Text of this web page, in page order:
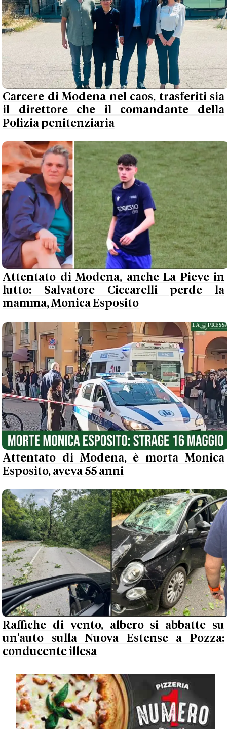
Carcere di Modena nel caos, trasferiti sia
il direttore che il comandante della
Polizia penitenziaria
Attentato di Modena, anche La Pieve in
lutto: Salvatore Ciccarelli perde la
mamma, Monica Esposito
Attentato di Modena, è morta Monica
Esposito, aveva 55 anni
Raffiche di vento, albero si abbatte su
un'auto sulla Nuova Estense a Pozza:
conducente illesa